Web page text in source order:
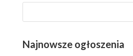
Najnowsze ogłoszenia